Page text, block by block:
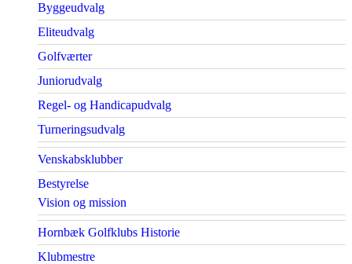
Byggeudvalg
Eliteudvalg
Golfværter
Juniorudvalg
Regel- og Handicapudvalg
Turneringsudvalg
Venskabsklubber
Bestyrelse
Vision og mission
Hornbæk Golfklubs Historie
Klubmestre